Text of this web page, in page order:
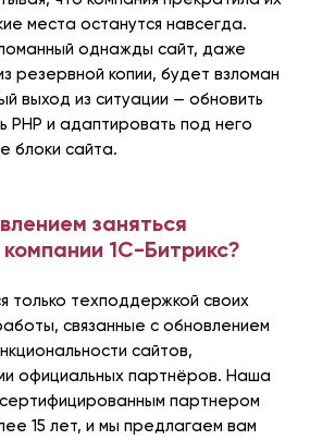
места останутся навсегда.
однажды сайт, даже
резервной копии, будет взломан
выход из ситуации — обновить
PHP и адаптировать под него
блоки сайта.
заняться
1С-Битрикс?
только техподдержкой своих
связанные с обновлением
сайтов,
официальных партнёров. Наша
сертифицированным партнером
15 лет, и мы предлагаем вам